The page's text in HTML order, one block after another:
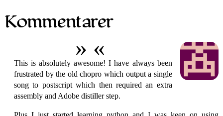
Kommentarer
This is absolutely awesome! I have always been
frustrated by the old chopro which output a single
song to postscript which then required an extra
assembly and Adobe distiller step.